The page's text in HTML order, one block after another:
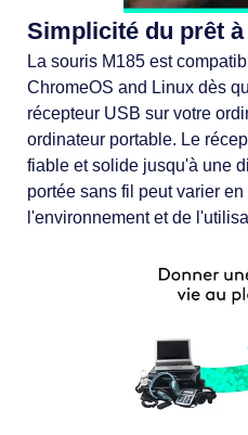
Simplicité du prêt
La souris M185 est
ChromeOS and Linux dès
récepteur USB sur votre
ordinateur portable. Le
fiable et solide jusqu'à une
portée sans fil peut varier
l'environnement et de